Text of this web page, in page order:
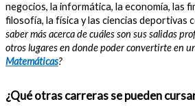
negocios, la informática, la economía, las
filosofía, la física y las ciencias deportivas
saber más acerca de cuáles son sus salidas
otros lugares en donde poder convertirte en
Matemáticas?
¿Qué otras carreras se pueden